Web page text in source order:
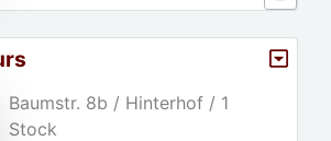
Baumstr. 8b / Hinterhof / 1
Stock